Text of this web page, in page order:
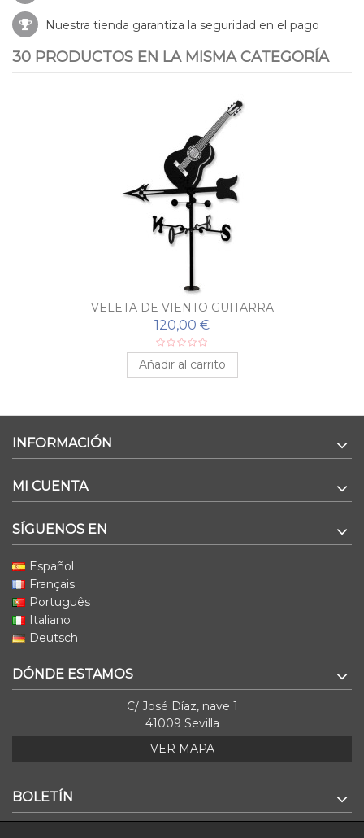
Nuestra tienda garantiza la seguridad en el pago
30 PRODUCTOS EN LA MISMA CATEGORÍA
VELETA DE VIENTO GUITARRA
120,00 €
Añadir al carrito
INFORMACIÓN
MI CUENTA
SÍGUENOS EN
Español
Français
Português
Italiano
Deutsch
DÓNDE ESTAMOS
C/ José Díaz, nave 1
41009 Sevilla
VER MAPA
BOLETÍN